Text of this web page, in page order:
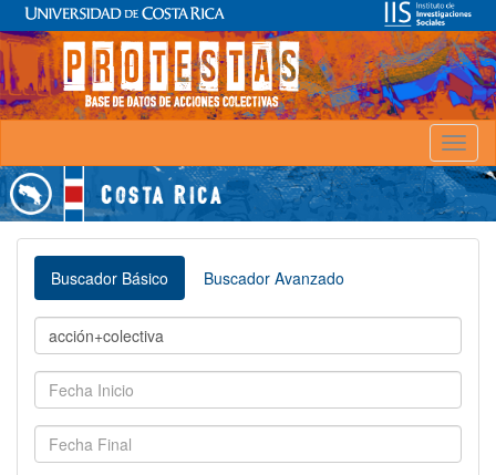
Buscador Básico Buscador Avanzado